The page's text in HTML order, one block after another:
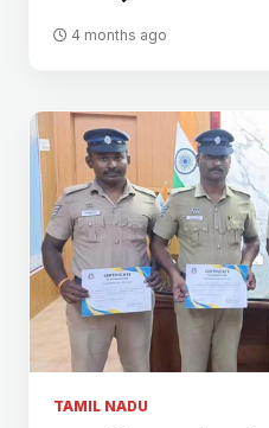
4 months ago
TAMIL NADU